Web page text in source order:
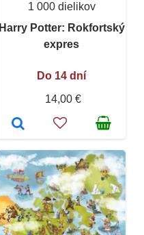
1 000 dielikov
Harry Potter: Rokfortský
expres
Do 14 dní
14,00 €